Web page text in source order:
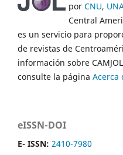
por CNU,
Central
es un servicio para
de revistas de
información sobre
consulte la página Acerca
eISSN-DOI
E- ISSN: 2410-7980